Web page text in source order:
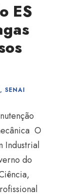
ES
, SENAI
O
Industrial
do